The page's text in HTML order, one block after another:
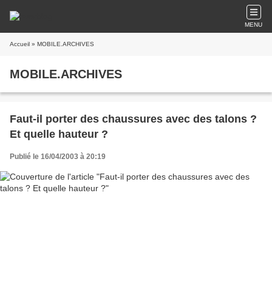
MENU
Accueil » MOBILE.ARCHIVES
MOBILE.ARCHIVES
Faut-il porter des chaussures avec des talons ?
Et quelle hauteur ?
Publié le 16/04/2003 à 20:19